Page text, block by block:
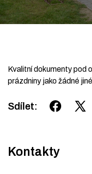
Kvalitní dokumenty pod
prázdniny jako žádné
Sdílet:
Kontakty